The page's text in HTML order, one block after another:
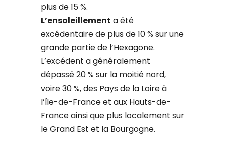
plus de 15 %.
L’ensoleillement a été
excédentaire de plus de 10 % sur une
grande partie de l’Hexagone.
L’excédent a généralement
dépassé 20 % sur la moitié nord,
voire 30 %, des Pays de la Loire à
l’Île-de-France et aux Hauts-de-
France ainsi que plus localement sur
le Grand Est et la Bourgogne.